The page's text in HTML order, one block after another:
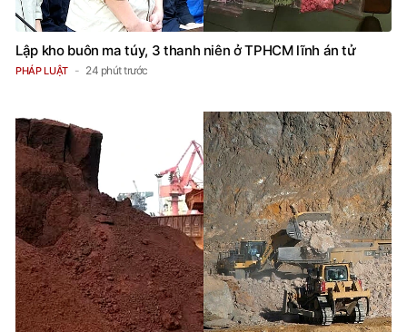
Lập kho buôn ma túy, 3 thanh niên ở TPHCM lĩnh án tử
PHÁP LUẬT 24 phút trước